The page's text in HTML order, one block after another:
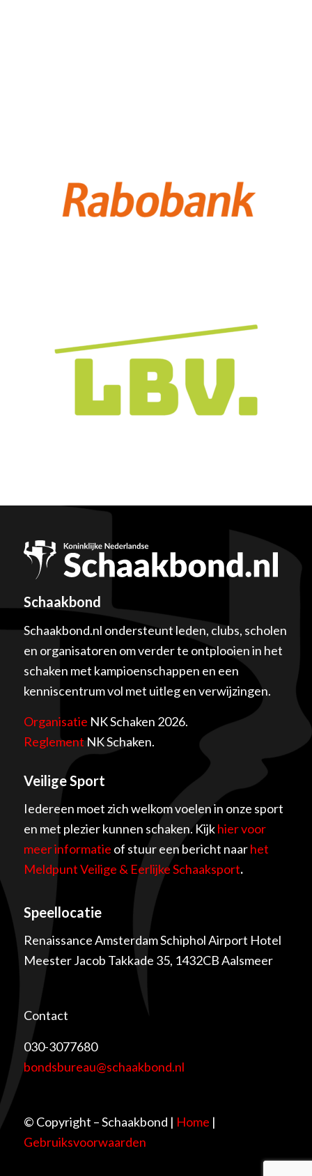
Schaakbond
Schaakbond.nl ondersteunt leden, clubs, scholen
en organisatoren om verder te ontplooien in het
schaken met kampioenschappen en een
kenniscentrum vol met uitleg en verwijzingen.
Organisatie NK Schaken 2026.
ReglementNK Schaken.
Veilige Sport
Iedereen moet zich welkom voelen in onze sport
en met plezier kunnen schaken. Kijkhier voor
meer informatie of stuur een bericht naarhet
Meldpunt Veilige & Eerlijke Schaaksport.
Speellocatie
Renaissance Amsterdam Schiphol Airport Hotel
Meester Jacob Takkade 35, 1432CB Aalsmeer
Contact
030-3077680
bondsbureau@schaakbond.nl
© Copyright – Schaakbond | Home |
Gebruiksvoorwaarden